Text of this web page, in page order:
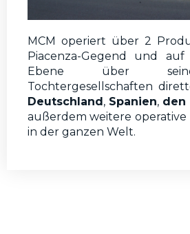
MCM operiert über 2
Piacenza-Gegend und auf
Ebene über
Tochtergesellschaften
Deutschland, Spanien, den
außerdem weitere
in der ganzen Welt.